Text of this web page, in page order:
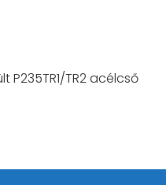
P235TR1/TR2 acélcső